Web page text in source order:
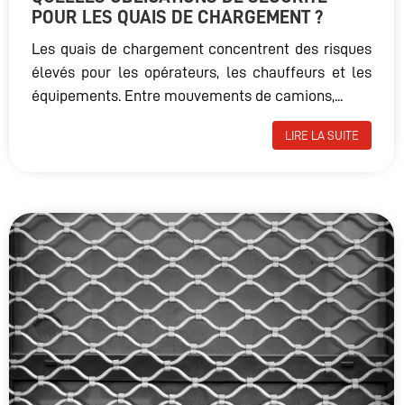
POUR LES QUAIS DE CHARGEMENT ?
Les quais de chargement concentrent des risques
élevés pour les opérateurs, les chauffeurs et les
équipements. Entre mouvements de camions,...
LIRE LA SUITE